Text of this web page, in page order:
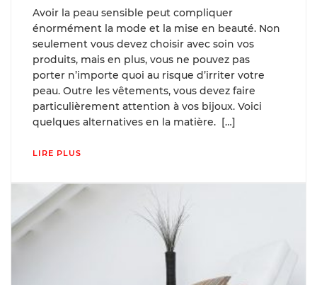
Avoir la peau sensible peut compliquer
énormément la mode et la mise en beauté. Non
seulement vous devez choisir avec soin vos
produits, mais en plus, vous ne pouvez pas
porter n’importe quoi au risque d’irriter votre
peau. Outre les vêtements, vous devez faire
particulièrement attention à vos bijoux. Voici
quelques alternatives en la matière. […]
LIRE PLUS